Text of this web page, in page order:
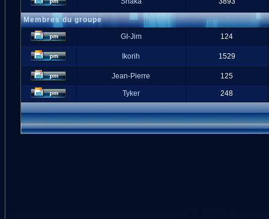
Membres du groupe
GI-Jim
124
Ikorih 1529
Jean-Pierre 125
Tyker 248